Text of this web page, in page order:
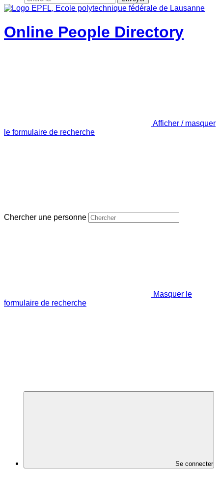
Online People Directory
Afficher / masquer
le formulaire de recherche
Chercher une personne
Masquer le
formulaire de recherche
Se connecter